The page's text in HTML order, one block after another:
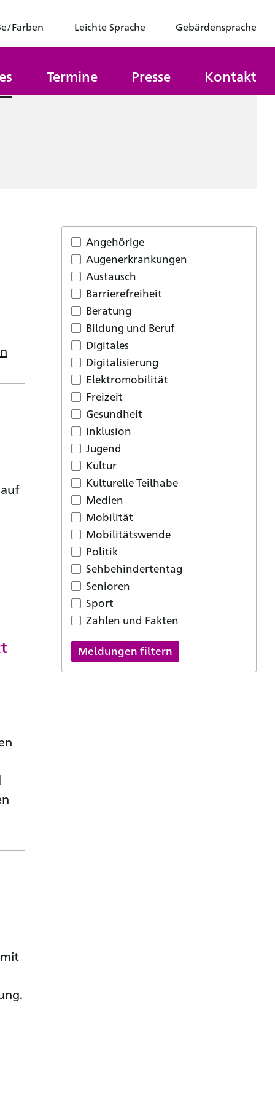
Farben Leichte Sprache Gebärdensprache
Termine Presse Kontakt
Angehörige
Augenerkrankungen
Austausch
Barrierefreiheit
Beratung
Bildung und Beruf
Digitales
Digitalisierung
Elektromobilität
Freizeit
Gesundheit
Inklusion
Jugend
Kultur
Kulturelle Teilhabe
Medien
Mobilität
Mobilitätswende
Politik
Sehbehindertentag
Senioren
Sport
Zahlen und Fakten